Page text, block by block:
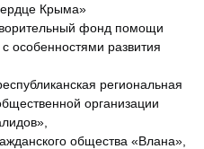
Крыма»
фонд помощи
особенностями развития
региональная
организации
общества «Влана»,